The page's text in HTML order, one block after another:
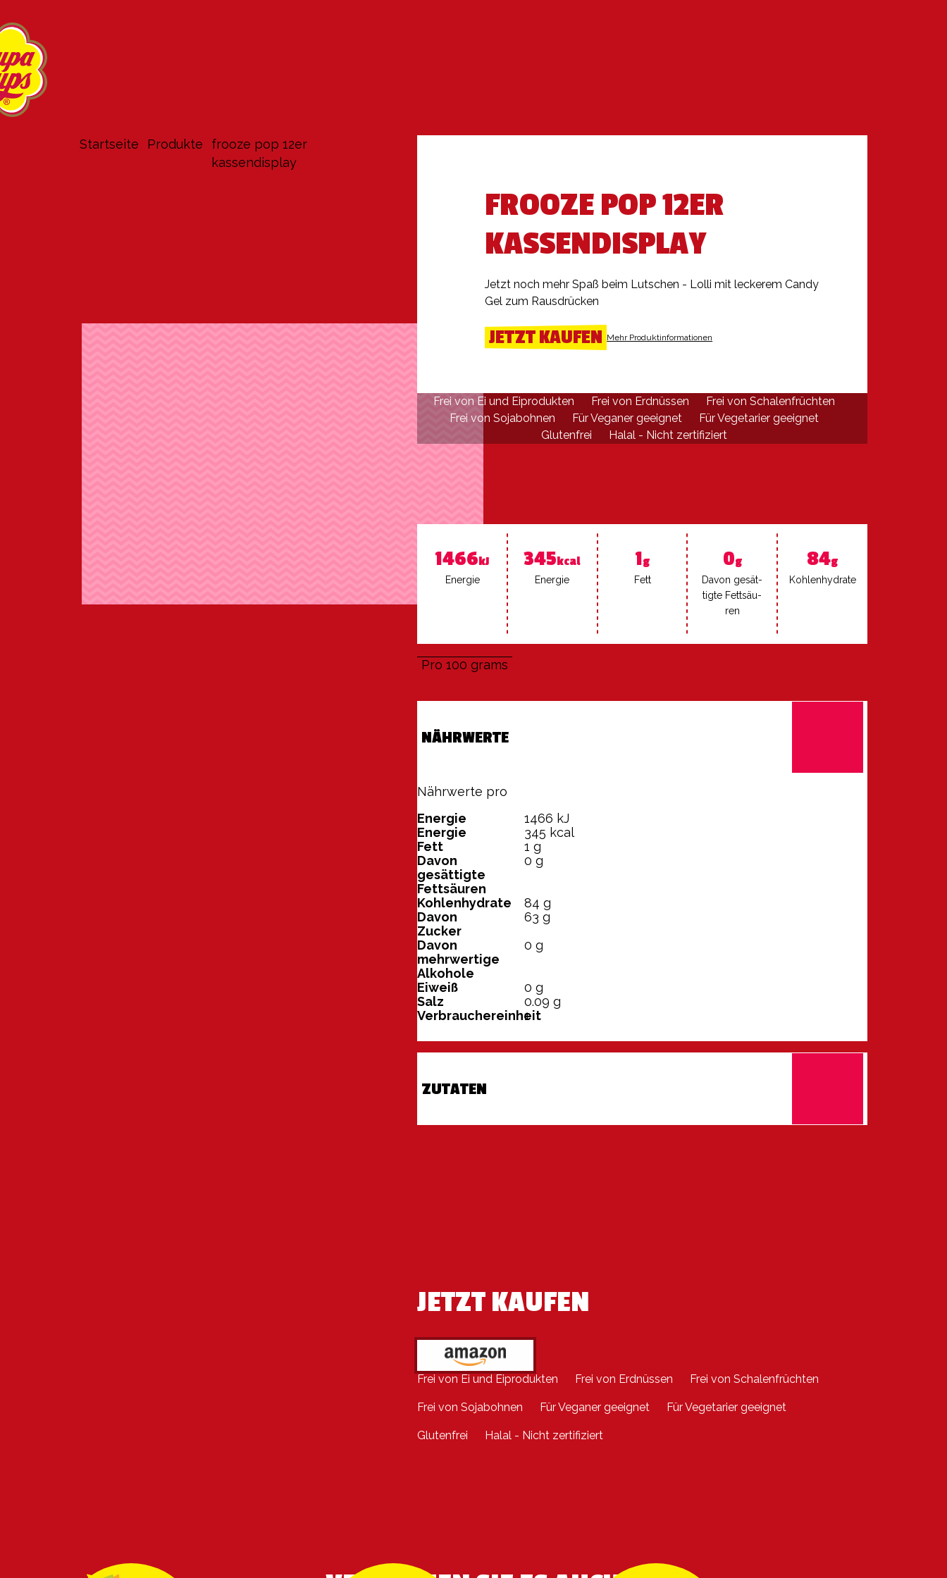
Startseite produkte
frooze pop 12er
kassendisplay
FROOZE POP 12ER
KASSENDISPLAY
Jetzt noch mehr Spaß beim Lutschen - Lolli mit leckerem Candy
JETZT KAUFEN Mehr Produktinformationen
Frei von Ei und Eiprodukten Frei von Erdnüssen
Frei von Schalenfrüchten
Frei von Sojabohnen
Für Veganer geeignet
Für Vegetarier geeignet
Glutenfrei
Halal - Nicht zertifiziert
1466kJ
En­er­gie
345kcal
En­er­gie
1g
Fett
0g
Da­von ge­sät­
tig­te Fett­säu­
ren
84g
Koh­len­hy­dra­te
Pro 100 grams
NÄHRWERTE
Nährwerte pro
Energie 1466 kJ
Energie
345 kcal
Fett
1 g
Davon
gesättigte
Fettsäuren
0 g
Kohlenhydrate 84 g
Davon
Zucker
63 g
Davon
mehrwertige
Alkohole
0 g
Eiweiß 0 g
Salz
0.09 g
Verbrauchereinheit
1
ZUTATEN
JETZT KAUFEN
Frei von Ei und Eiprodukten Frei von Erdnüssen Frei von Schalenfrüchten
Frei von Sojabohnen Für Veganer geeignet Für Vegetarier geeignet
Glutenfrei Halal - Nicht zertifiziert